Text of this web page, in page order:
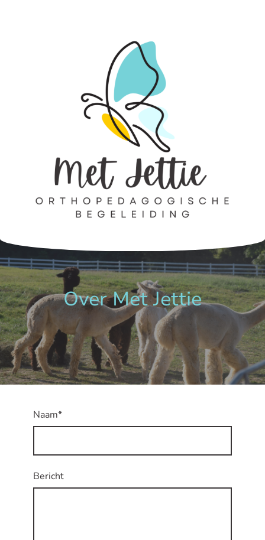
Over Met Jettie
Naam*
Bericht